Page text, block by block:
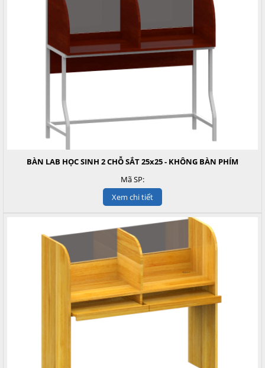
BÀN LAB HỌC SINH 2 CHỖ SẮT 25x25 - KHÔNG BÀN PHÍM
Mã SP:
Xem chi tiết